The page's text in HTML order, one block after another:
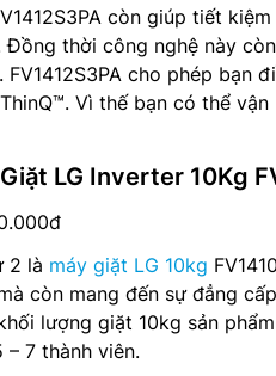
còn giúp tiết
Đồng thời công nghệ này
FV1412S3PA cho phép bạn
Vì thế bạn có thể
LG Inverter 10Kg
2 là máy giặt LG 10kg
còn mang đến sự đẳng
lượng giặt 10kg sản
7 thành viên.